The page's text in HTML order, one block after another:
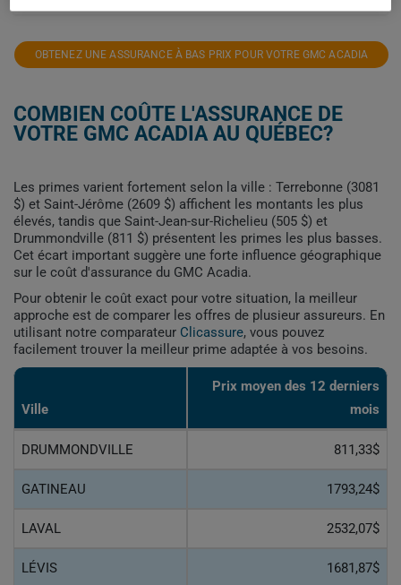
OBTENEZ UNE ASSURANCE À BAS PRIX POUR VOTRE GMC ACADIA
COMBIEN COÛTE L'ASSURANCE DE
VOTRE GMC ACADIA AU QUÉBEC?
Les primes varient fortement selon la ville : Terrebonne (3081
$) et Saint-Jérôme (2609 $) affichent les montants les plus
élevés, tandis que Saint-Jean-sur-Richelieu (505 $) et
Drummondville (811 $) présentent les primes les plus basses.
Cet écart important suggère une forte influence géographique
sur le coût d'assurance du GMC Acadia.
Pour obtenir le coût exact pour votre situation, la meilleur
approche est de comparer les offres de plusieur assureurs. En
utilisant notre comparateur Clicassure, vous pouvez
facilement trouver la meilleur prime adaptée à vos besoins.
Ville
Prix ​​moyen des 12 derniers
mois
DRUMMONDVILLE 811,33$
GATINEAU 1793,24$
LAVAL 2532,07$
LÉVIS 1681,87$